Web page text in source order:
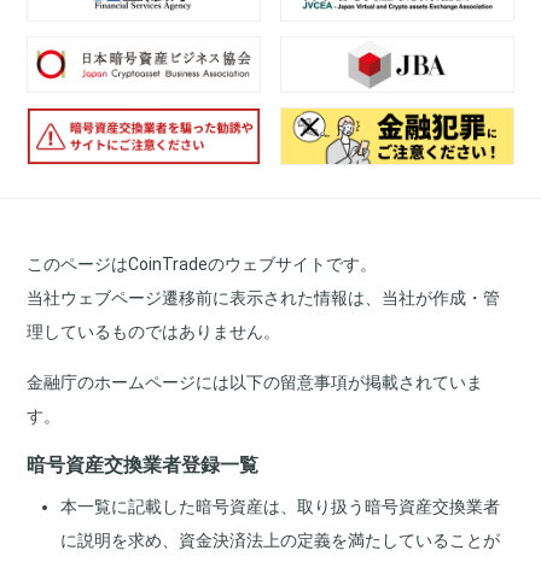
このページはCoinTradeのウェブサイトです。
当社ウェブページ遷移前に表示された情報は、当社が作成・管
理しているものではありません。
金融庁のホームページには以下の留意事項が掲載されていま
す。
暗号資産交換業者登録一覧
本一覧に記載した暗号資産は、取り扱う暗号資産交換業者
に説明を求め、資金決済法上の定義を満たしていることが